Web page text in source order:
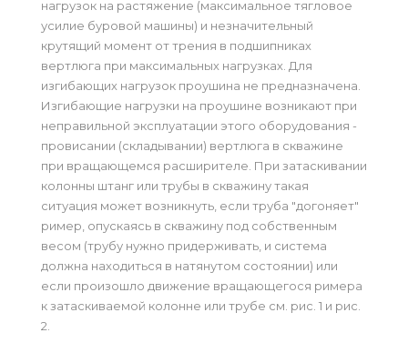
нагрузок на растяжение (максимальное тягловое
усилие буровой машины) и незначительный
крутящий момент от трения в подшипниках
вертлюга при максимальных нагрузках. Для
изгибающих нагрузок проушина не предназначена.
Изгибающие нагрузки на проушине возникают при
неправильной эксплуатации этого оборудования -
провисании (складывании) вертлюга в скважине
при вращающемся расширителе. При затаскивании
колонны штанг или трубы в скважину такая
ситуация может возникнуть, если труба "догоняет"
ример, опускаясь в скважину под собственным
весом (трубу нужно придерживать, и система
должна находиться в натянутом состоянии) или
если произошло движение вращающегося римера
к затаскиваемой колонне или трубе см. рис. 1 и рис.
2.